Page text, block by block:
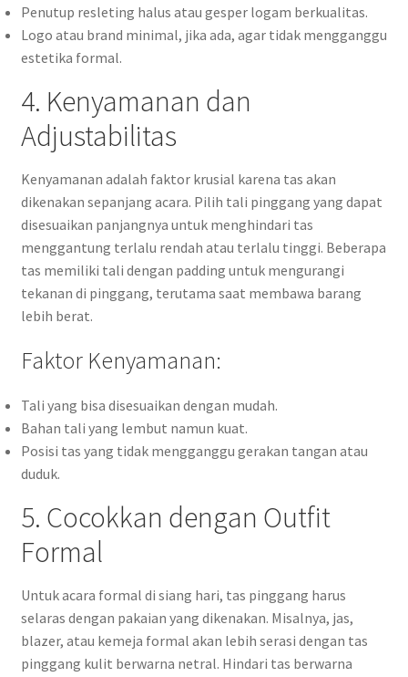
Penutup resleting halus atau gesper logam berkualitas.
Logo atau brand minimal, jika ada, agar tidak mengganggu
estetika formal.
4. Kenyamanan dan
Adjustabilitas
Kenyamanan adalah faktor krusial karena tas akan
dikenakan sepanjang acara. Pilih tali pinggang yang dapat
disesuaikan panjangnya untuk menghindari tas
menggantung terlalu rendah atau terlalu tinggi. Beberapa
tas memiliki tali dengan padding untuk mengurangi
tekanan di pinggang, terutama saat membawa barang
lebih berat.
Faktor Kenyamanan:
Tali yang bisa disesuaikan dengan mudah.
Bahan tali yang lembut namun kuat.
Posisi tas yang tidak mengganggu gerakan tangan atau
duduk.
5. Cocokkan dengan Outfit
Formal
Untuk acara formal di siang hari, tas pinggang harus
selaras dengan pakaian yang dikenakan. Misalnya, jas,
blazer, atau kemeja formal akan lebih serasi dengan tas
pinggang kulit berwarna netral. Hindari tas berwarna